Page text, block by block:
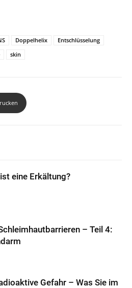
Doppelhelix
Entschlüsselung
skin
eine Erkältung?
– Teil 4:
Gefahr – Was Sie im